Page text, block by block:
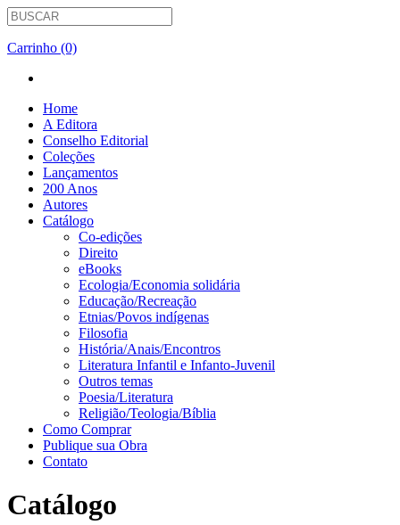
Carrinho (0)
Home
A Editora
Conselho Editorial
Coleções
Lançamentos
200 Anos
Autores
Catálogo
Co-edições
Direito
eBooks
Ecologia/Economia solidária
Educação/Recreação
Etnias/Povos indígenas
Filosofia
História/Anais/Encontros
Literatura Infantil e Infanto-Juvenil
Outros temas
Poesia/Literatura
Religião/Teologia/Bíblia
Como Comprar
Publique sua Obra
Contato
Catálogo